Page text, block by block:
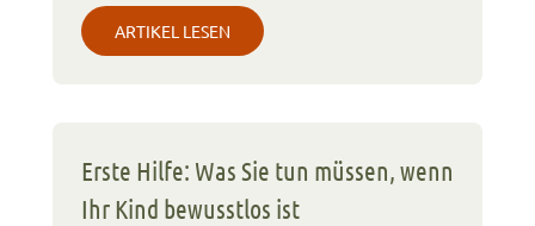
ARTIKEL LESEN
Erste Hilfe: Was Sie tun müssen, wenn
Ihr Kind bewusstlos ist